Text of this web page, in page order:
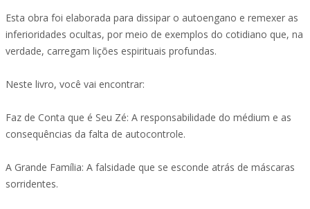
Esta obra foi elaborada para dissipar o autoengano e remexer as
inferioridades ocultas, por meio de exemplos do cotidiano que, na
verdade, carregam lições espirituais profundas.
Neste livro, você vai encontrar:
Faz de Conta que é Seu Zé: A responsabilidade do médium e as
consequências da falta de autocontrole.
A Grande Família: A falsidade que se esconde atrás de máscaras
sorridentes.